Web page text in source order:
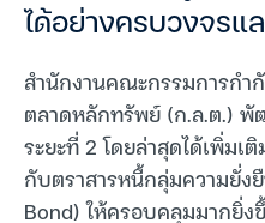
ได้อย่างครบวงจรแ
สำนักงานคณะกรรมการก
ตลาดหลักทรัพย์ (ก.ล.ต.) พั
ระยะที่ 2 โดยล่าสุดได้เพิ่มเ
กับตราสารหนี้กลุ่มความยั่
Bond) ให้ครอบคลุมมากยิ่ง